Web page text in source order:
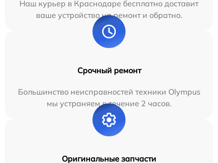
Наш курьер в Краснодаре бесплатно доставит
ваше устройство на ремонт и обратно.
Срочный ремонт
Большинство неисправностей техники Olympus
мы устраняем в течение 2 часов.
Оригинальные запчасти